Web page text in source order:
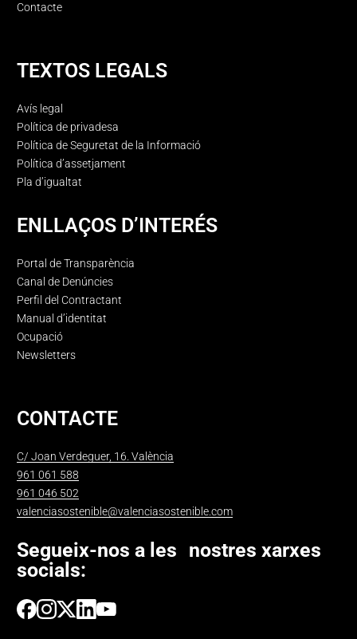
Contacte
TEXTOS LEGALS
Avís legal
Política de privadesa
Política de Seguretat de la Informació
Política d’assetjament
Pla d’igualtat
ENLLAÇOS D’INTERÉS
Portal de Transparència
Canal de Denúncies
Perfil del Contractant
Manual d’identitat
Ocupació
Newsletters
CONTACTE
C/ Joan Verdeguer, 16. València
961 061 588
961 046 502
valenciasostenible@valenciasostenible.com
Segueix-nos a les nostres xarxes
socials: